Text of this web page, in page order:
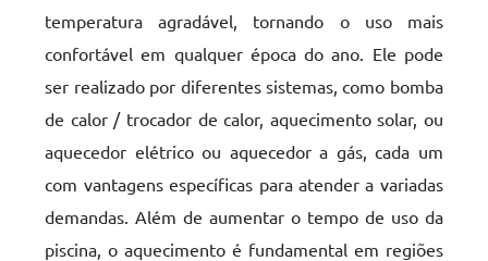
temperatura agradável, tornando o uso mais
confortável em qualquer época do ano. Ele pode
ser realizado por diferentes sistemas, como bomba
de calor / trocador de calor, aquecimento solar, ou
aquecedor elétrico ou aquecedor a gás, cada um
com vantagens específicas para atender a variadas
demandas. Além de aumentar o tempo de uso da
piscina, o aquecimento é fundamental em regiões